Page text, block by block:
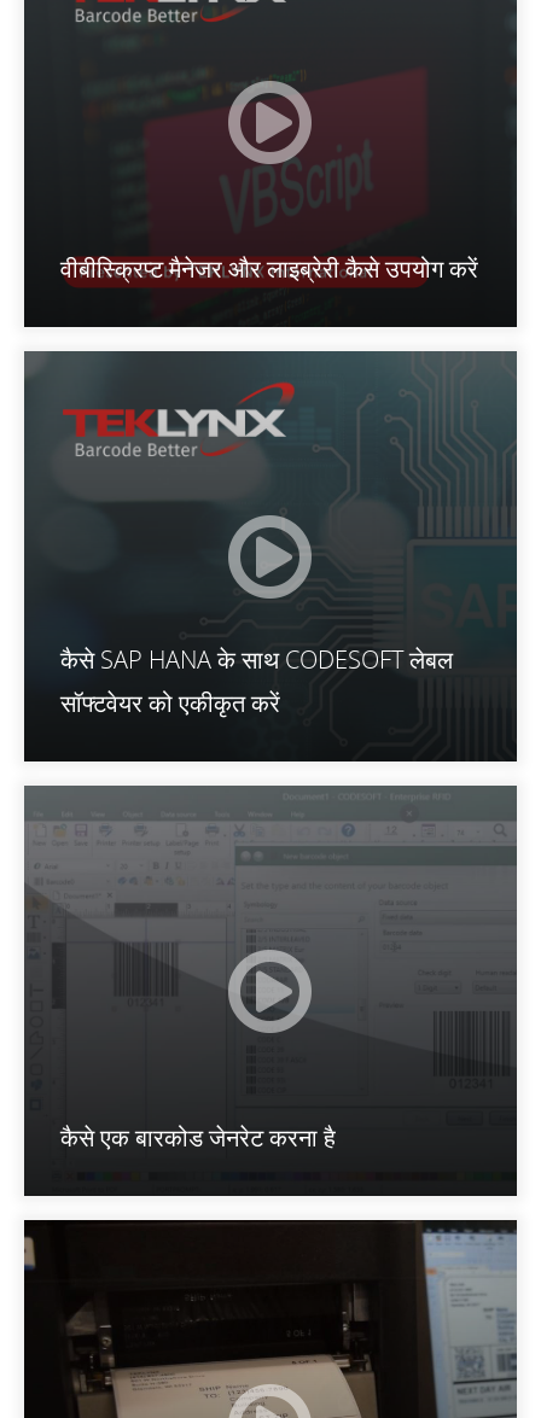
वीबीस्क्रिप्ट मैनेजर और लाइब्रेरी कैसे उपयोग करें
कैसे SAP HANA के साथ CODESOFT लेबल
सॉफ्टवेयर को एकीकृत करें
कैसे एक बारकोड जेनरेट करना है